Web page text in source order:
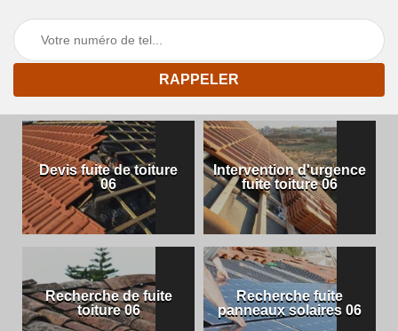
Devis fuite de toiture
06
Intervention d'urgence
fuite toiture 06
Recherche de fuite
toiture 06
Recherche fuite
panneaux solaires 06